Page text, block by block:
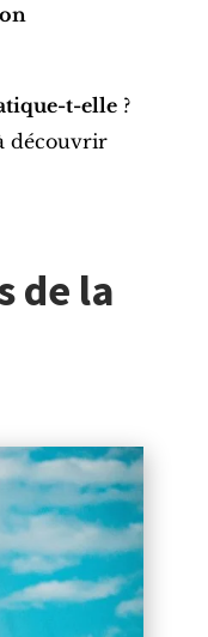
t-elle?
découvrir
de la